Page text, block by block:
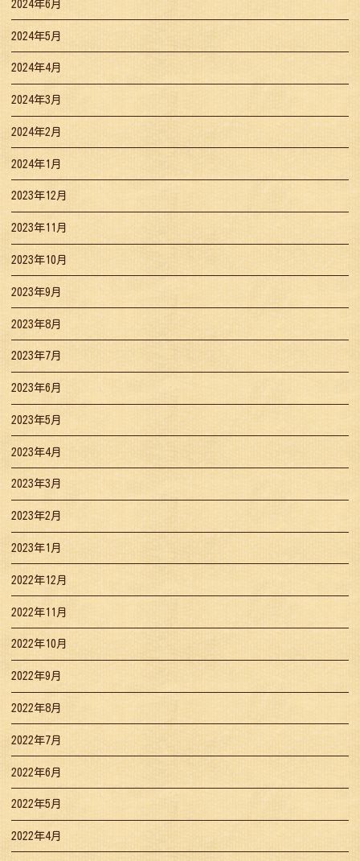
2024年6月
2024年5月
2024年4月
2024年3月
2024年2月
2024年1月
2023年12月
2023年11月
2023年10月
2023年9月
2023年8月
2023年7月
2023年6月
2023年5月
2023年4月
2023年3月
2023年2月
2023年1月
2022年12月
2022年11月
2022年10月
2022年9月
2022年8月
2022年7月
2022年6月
2022年5月
2022年4月